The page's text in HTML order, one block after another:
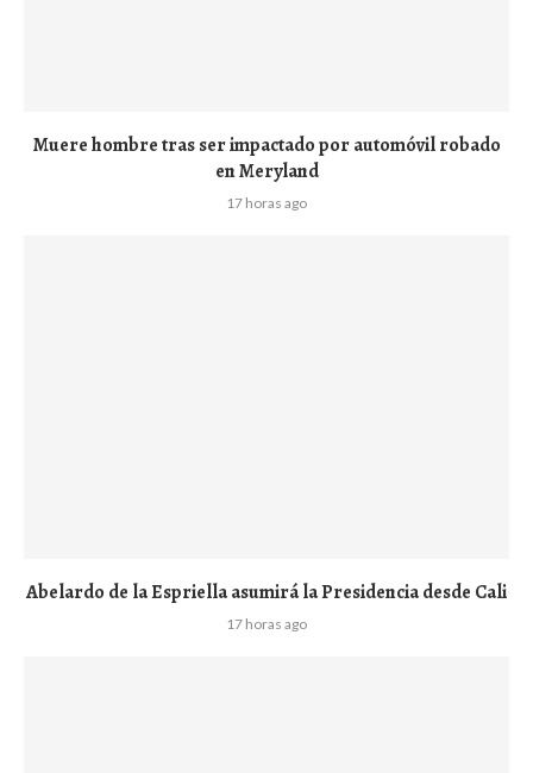
Muere hombre tras ser impactado por automóvil robado
en Meryland
17 horas ago
Abelardo de la Espriella asumirá la Presidencia desde Cali
17 horas ago